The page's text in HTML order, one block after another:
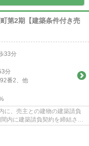
第2期【建築条件付き売
33分
分
番2、他
に、売主との建物の建築請負
内に建築請負契約を締結され